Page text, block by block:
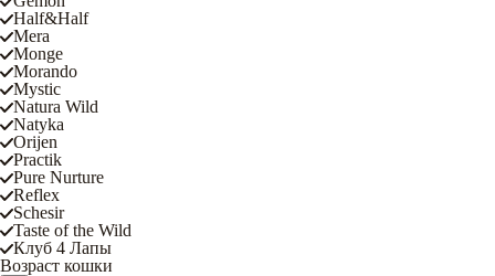
Half&Half
Mera
Monge
Morando
Mystic
Natura Wild
Natyka
Orijen
Practik
Pure Nurture
Reflex
Schesir
Taste of the Wild
Клуб 4 Лапы
Возраст кошки